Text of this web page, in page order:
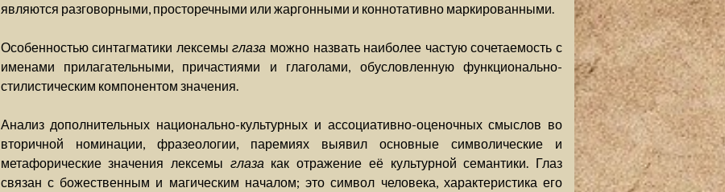
являются разговорными, просторечными или жаргонными и коннотативно маркированными.
Особенностью синтагматики лексемыглаза можно назвать наиболее частую сочетаемость с
именами прилагательными, причастиями и глаголами, обусловленную функционально-
стилистическим компонентом значения.
Анализ дополнительных национально-культурных и ассоциативно-оценочных смыслов во
вторичной номинации, фразеологии, паремиях выявил основные символические и
метафорические значения лексемы глаза как отражение её культурной семантики. Глаз
связан с божественным и магическим началом; это символ человека, характеристика его